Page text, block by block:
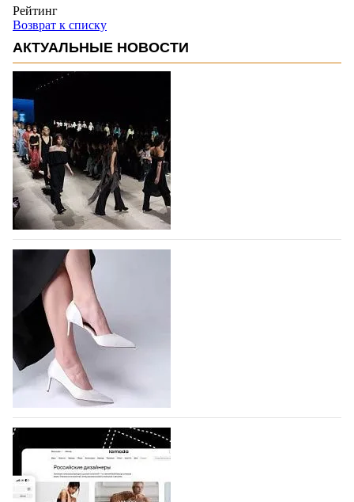
Рейтинг
Возврат к списку
АКТУАЛЬНЫЕ НОВОСТИ
На участие в Московской неделе моды
подано 1047 заявок
На участие в седьмой Московской неделе моды,
которая пройдет в российской столице с 26 сентября
по 1 октября, уже подано 1047 заявок. Примерно
половину из них (494) прислали дизайнеры,
коллекции которых не были представлены в…
07.08.2026 632
BALLINA представит свои новинки на Euro
Shoes
Компания BALLINA Guangzhou Lihuang Footwear